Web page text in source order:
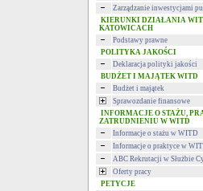
Zarządzanie inwestycjami
KIERUNKI DZIAŁANIA
KATOWICACH
Podstawy prawne
POLITYKA JAKOŚCI
Deklaracja polityki jakości
BUDŻET I MAJĄTEK WITD
Budżet i majątek
Sprawozdanie finansowe
INFORMACJE O STAŻU,
ZATRUDNIENIU W WITD
Informacje o stażu w WITD
Informacje o praktyce w
ABC Rekrutacji w Służbie
Oferty pracy
PETYCJE